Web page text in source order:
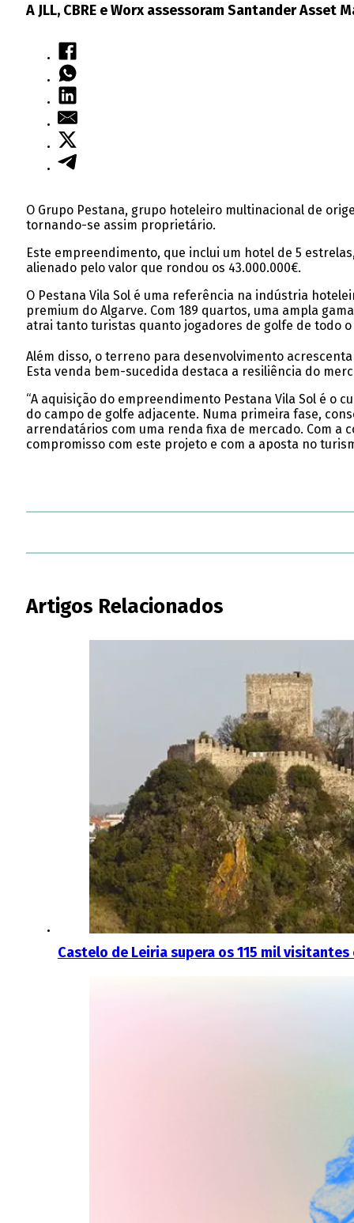
A JLL, CBRE e Worx assessoram Santander
O Grupo Pestana, grupo hoteleiro multinacional de
tornando-se assim proprietário.
Este empreendimento, que inclui um hotel de 5
alienado pelo valor que rondou os 43.000.000€.
O Pestana Vila Sol é uma referência na indústria
premium do Algarve. Com 189 quartos, uma ampla
atrai tanto turistas quanto jogadores de golfe de todo
Além disso, o terreno para desenvolvimento
Esta venda bem-sucedida destaca a resiliência do
“A aquisição do empreendimento Pestana Vila Sol é o
do campo de golfe adjacente. Numa primeira fase,
arrendatários com uma renda fixa de mercado. Com a
compromisso com este projeto e com a aposta no
Artigos Relacionados
Castelo de Leiria supera os 115 mil visitantes